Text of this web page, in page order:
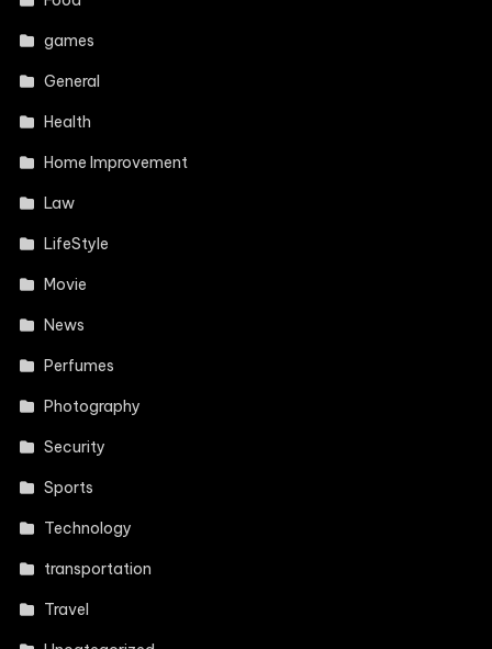
games
General
Health
Home Improvement
Law
LifeStyle
Movie
News
Perfumes
Photography
Security
Sports
Technology
transportation
Travel